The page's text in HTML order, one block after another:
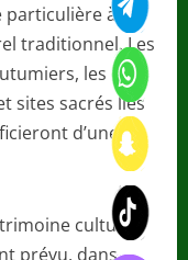
à la
traditionnel. Les
les
sites sacrés liés
d’une
culturel
prévu, dans